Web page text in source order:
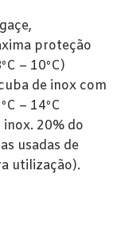
proteção
– 10ºC)
de inox com
– 14ºC
20% do
usadas de
utilização).